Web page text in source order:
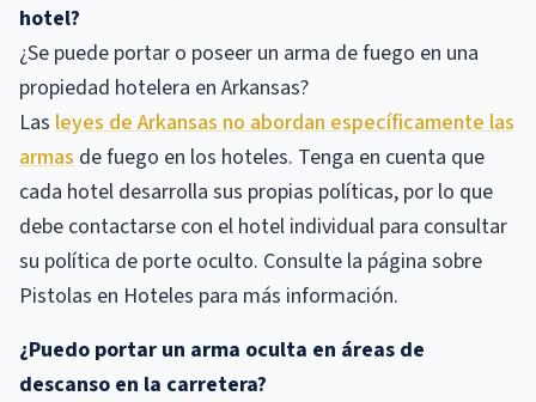
hotel?
¿Se puede portar o poseer un arma de fuego en una
propiedad hotelera en Arkansas?
Las leyes de Arkansas no abordan específicamente las
armas de fuego en los hoteles. Tenga en cuenta que
cada hotel desarrolla sus propias políticas, por lo que
debe contactarse con el hotel individual para consultar
su política de porte oculto. Consulte la página sobre
Pistolas en Hoteles para más información.
¿Puedo portar un arma oculta en áreas de
descanso en la carretera?